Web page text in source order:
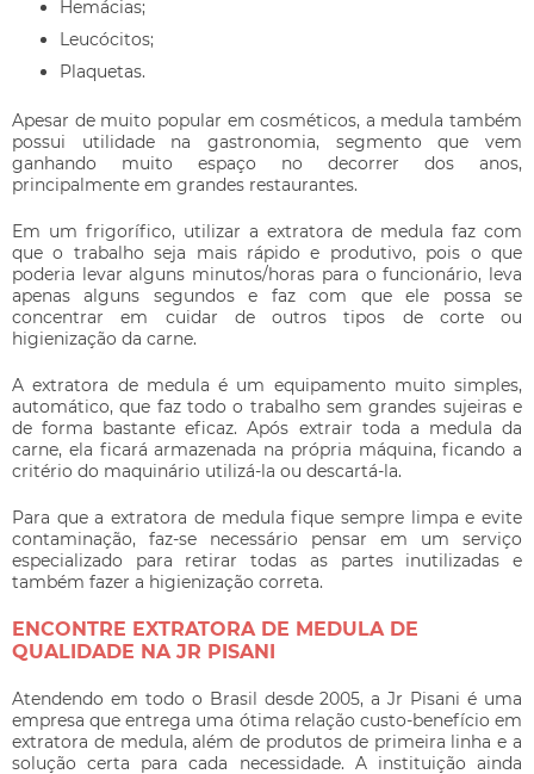
Hemácias;
Leucócitos;
Plaquetas.
Apesar de muito popular em cosméticos, a medula também
possui utilidade na gastronomia, segmento que vem
ganhando muito espaço no decorrer dos anos,
principalmente em grandes restaurantes.
Em um frigorífico, utilizar a extratora de medula faz com
que o trabalho seja mais rápido e produtivo, pois o que
poderia levar alguns minutos/horas para o funcionário, leva
apenas alguns segundos e faz com que ele possa se
concentrar em cuidar de outros tipos de corte ou
higienização da carne.
Aextratora de medula é um equipamento muito simples,
automático, que faz todo o trabalho sem grandes sujeiras e
de forma bastante eficaz. Após extrair toda a medula da
carne, ela ficará armazenada na própria máquina, ficando a
critério do maquinário utilizá-la ou descartá-la.
Para que aextratora de medula fique sempre limpa e evite
contaminação, faz-se necessário pensar em um serviço
especializado para retirar todas as partes inutilizadas e
também fazer a higienização correta.
ENCONTRE EXTRATORA DE MEDULA DE
QUALIDADE NA JR PISANI
Atendendo em todo o Brasil desde 2005, a Jr Pisani é uma
empresa que entrega uma ótima relação custo-benefício em
extratora de medula, além de produtos de primeira linha e a
solução certa para cada necessidade. A instituição ainda